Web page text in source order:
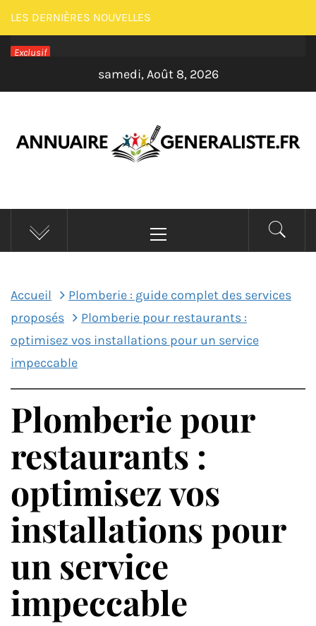
Passer
au
contenu
LES DERNIÈRES NOUVELLES
Exclusif
samedi, Août 8, 2026
ANNUAIRE
GENERALISTE –
principal
Accueil
Plomberie : guide complet des services
proposés
Plomberie pour restaurants :
optimisez vos installations pour un service
impeccable
Plomberie pour
restaurants :
optimisez vos
installations pour
un service
impeccable